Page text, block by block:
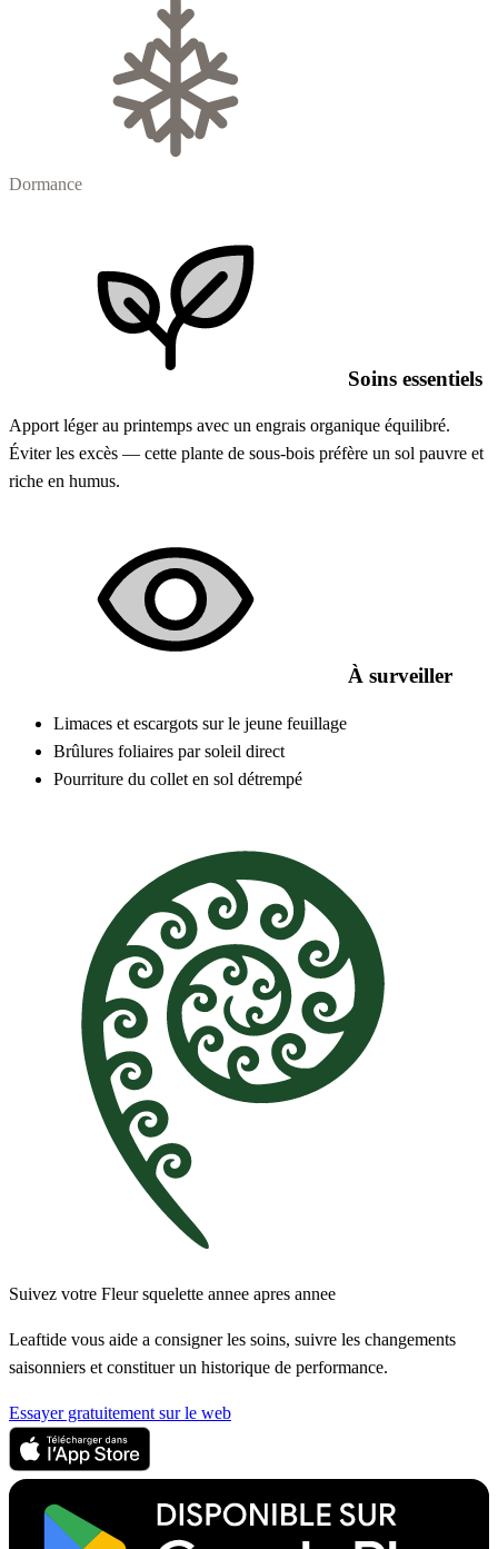
Dormance
Soins essentiels
Apport léger au printemps avec un engrais organique équilibré.
Éviter les excès — cette plante de sous-bois préfère un sol pauvre et
riche en humus.
À surveiller
Limaces et escargots sur le jeune feuillage
Brûlures foliaires par soleil direct
Pourriture du collet en sol détrempé
Suivez votre Fleur squelette annee apres annee
Leaftide vous aide a consigner les soins, suivre les changements
saisonniers et constituer un historique de performance.
Essayer gratuitement sur le web